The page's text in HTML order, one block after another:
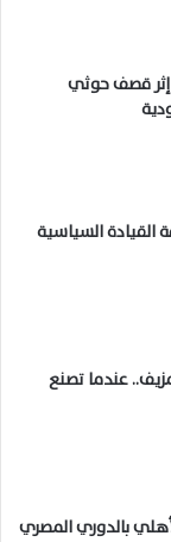
إثر قصف حوثي
القيادة السياسية
عندما تصنع
بالدوري المصري